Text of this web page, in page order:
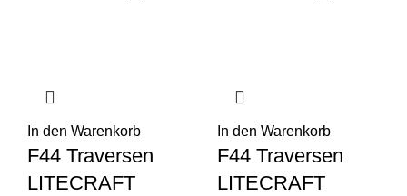
In den Warenkorb
F44 Traversen
LITECRAFT
In den Warenkorb
F44 Traversen
LITECRAFT